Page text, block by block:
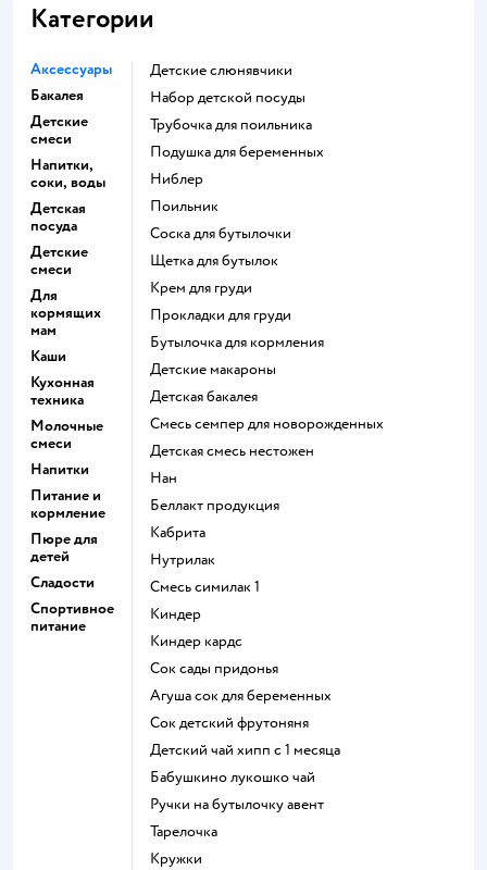
Категории
Аксессуары
Бакалея
Детские
смеси
Напитки,
соки, воды
Детская
посуда
Детские
смеси
Для
кормящих
мам
Каши
Кухонная
техника
Молочные
смеси
Напитки
Питание и
кормление
Пюре для
детей
Сладости
Спортивное
питание
Детские слюнявчики
набор детской посуды
трубочка для поильника
подушка для беременных
ниблер
поильник
соска для бутылочки
щетка для бутылок
крем для груди
прокладки для груди
бутылочка для кормления
детские макароны
детская бакалея
смесь семпер для новорожденных
детская смесь нестожен
нан
беллакт продукция
кабрита
нутрилак
смесь симилак 1
киндер
киндер кардс
сок сады придонья
агуша сок для беременных
сок детский фрутоняня
детский чай хипп с 1 месяца
бабушкино лукошко чай
ручки на бутылочку авент
тарелочка
кружки